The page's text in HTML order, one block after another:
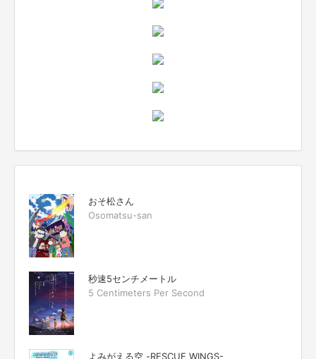
おそ松さん
Osomatsu-san
秒速5センチメートル
5 Centimeters Per Second
よみがえる空 -RESCUE WINGS-